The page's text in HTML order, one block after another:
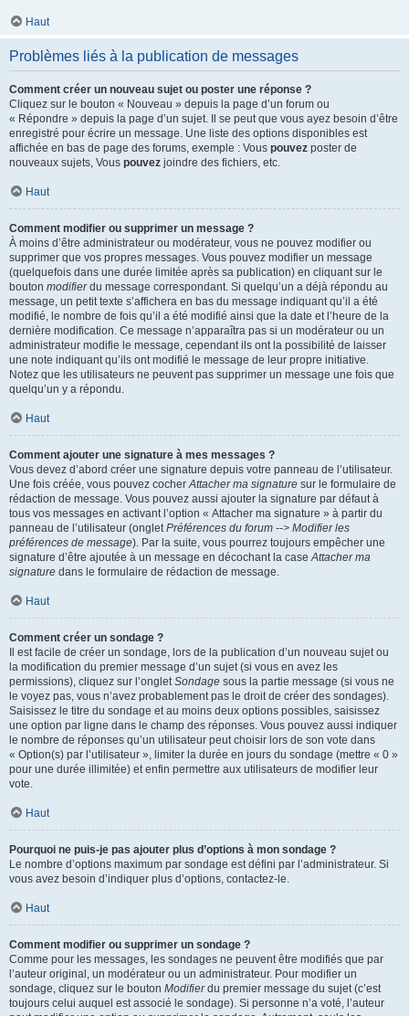
Haut
Problèmes liés à la publication de messages
Comment créer un nouveau sujet ou poster une réponse ?
Cliquez sur le bouton « Nouveau » depuis la page d’un forum ou
« Répondre » depuis la page d’un sujet. Il se peut que vous ayez besoin d’être
enregistré pour écrire un message. Une liste des options disponibles est
affichée en bas de page des forums, exemple : Vous pouvez poster de
nouveaux sujets, Vous pouvez joindre des fichiers, etc.
Haut
Comment modifier ou supprimer un message ?
À moins d’être administrateur ou modérateur, vous ne pouvez modifier ou
supprimer que vos propres messages. Vous pouvez modifier un message
(quelquefois dans une durée limitée après sa publication) en cliquant sur le
bouton modifierdu message correspondant. Si quelqu’un a déjà répondu au
message, un petit texte s’affichera en bas du message indiquant qu’il a été
modifié, le nombre de fois qu’il a été modifié ainsi que la date et l’heure de la
dernière modification. Ce message n’apparaîtra pas si un modérateur ou un
administrateur modifie le message, cependant ils ont la possibilité de laisser
une note indiquant qu’ils ont modifié le message de leur propre initiative.
Notez que les utilisateurs ne peuvent pas supprimer un message une fois que
quelqu’un y a répondu.
Haut
Comment ajouter une signature à mes messages ?
Vous devez d’abord créer une signature depuis votre panneau de l’utilisateur.
Une fois créée, vous pouvez cocherAttacher ma signature sur le formulaire de
rédaction de message. Vous pouvez aussi ajouter la signature par défaut à
tous vos messages en activant l’option « Attacher ma signature » à partir du
panneau de l’utilisateur (ongletPréférences du forum --> Modifier les
préférences de message). Par la suite, vous pourrez toujours empêcher une
signature d’être ajoutée à un message en décochant la caseAttacher ma
signature dans le formulaire de rédaction de message.
Haut
Comment créer un sondage ?
Il est facile de créer un sondage, lors de la publication d’un nouveau sujet ou
la modification du premier message d’un sujet (si vous en avez les
permissions), cliquez sur l’ongletSondage sous la partie message (si vous ne
le voyez pas, vous n’avez probablement pas le droit de créer des sondages).
Saisissez le titre du sondage et au moins deux options possibles, saisissez
une option par ligne dans le champ des réponses. Vous pouvez aussi indiquer
le nombre de réponses qu’un utilisateur peut choisir lors de son vote dans
« Option(s) par l’utilisateur », limiter la durée en jours du sondage (mettre « 0 »
pour une durée illimitée) et enfin permettre aux utilisateurs de modifier leur
vote.
Haut
Pourquoi ne puis-je pas ajouter plus d’options à mon sondage ?
Le nombre d’options maximum par sondage est défini par l’administrateur. Si
vous avez besoin d’indiquer plus d’options, contactez-le.
Haut
Comment modifier ou supprimer un sondage ?
Comme pour les messages, les sondages ne peuvent être modifiés que par
l’auteur original, un modérateur ou un administrateur. Pour modifier un
sondage, cliquez sur le bouton Modifierdu premier message du sujet (c’est
toujours celui auquel est associé le sondage). Si personne n’a voté, l’auteur